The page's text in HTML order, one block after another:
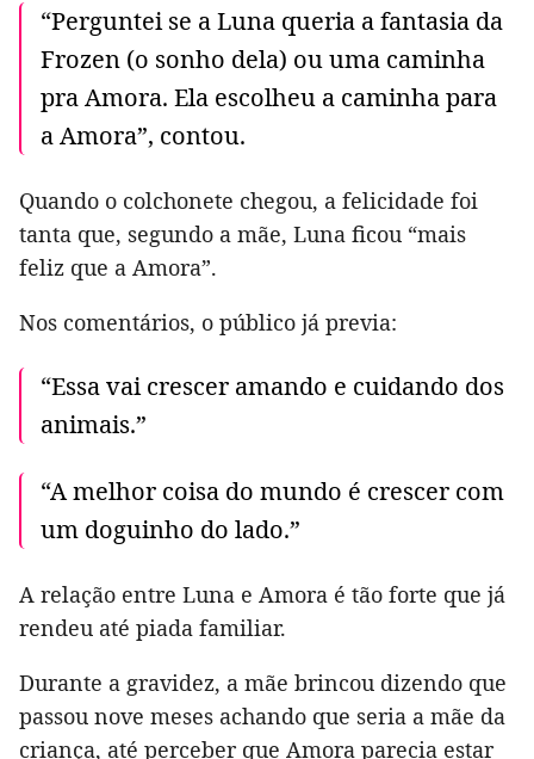
“Perguntei se a Luna queria a fantasia da
Frozen (o sonho dela) ou uma caminha
pra Amora. Ela escolheu a caminha para
a Amora”, contou.
Quando o colchonete chegou, a felicidade foi
tanta que, segundo a mãe, Luna ficou “mais
feliz que a Amora”.
Nos comentários, o público já previa:
“Essa vai crescer amando e cuidando dos
animais.”
“A melhor coisa do mundo é crescer com
um doguinho do lado.”
A relação entre Luna e Amora é tão forte que já
rendeu até piada familiar.
Durante a gravidez, a mãe brincou dizendo que
passou nove meses achando que seria a mãe da
criança, até perceber que Amora parecia estar